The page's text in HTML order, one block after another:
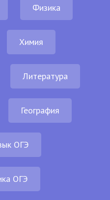
Физика
Химия
Литература
География
ОГЭ
ОГЭ